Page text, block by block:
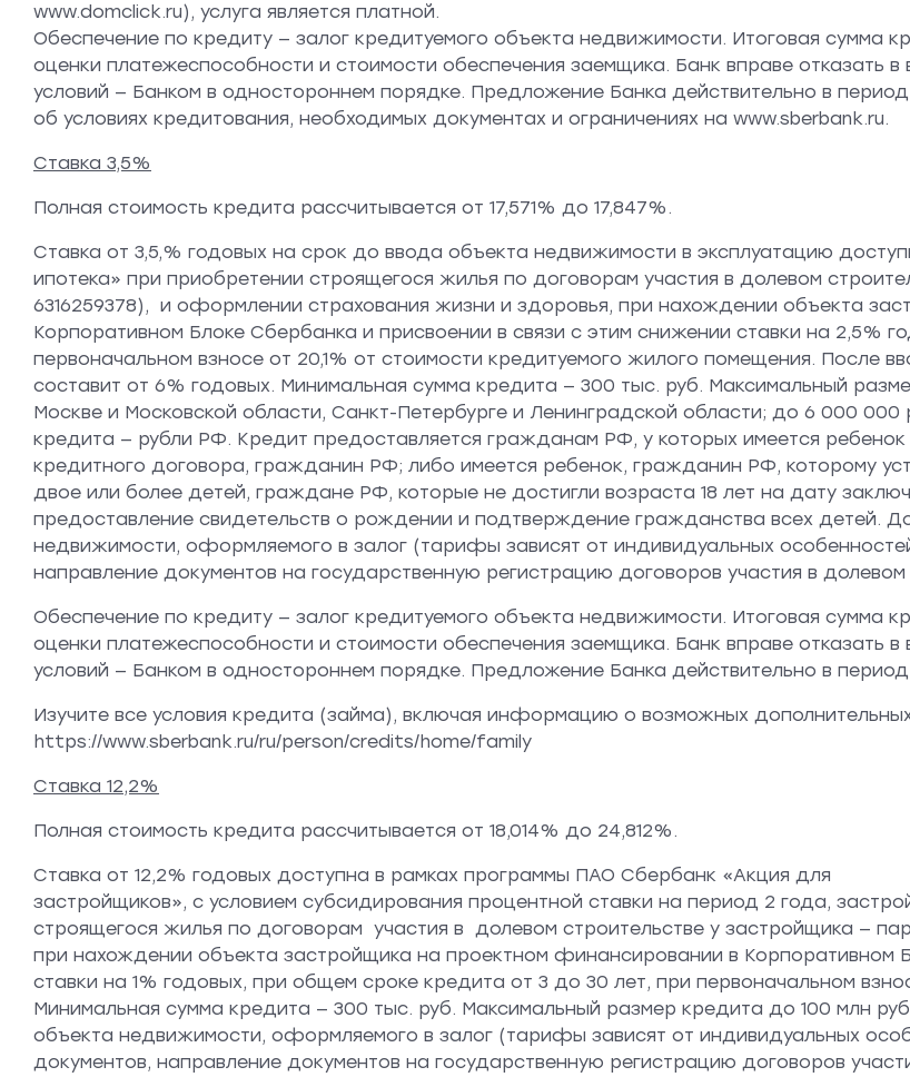
www.domclick.ru), услуга является платной.
Обеспечение по кредиту — залог кредитуемого объекта недвижимости. Итоговая сумма
оценки платежеспособности и стоимости обеспечения заемщика. Банк вправе отказать
условий — Банком в одностороннем порядке. Предложение Банка действительно в период
об условиях кредитования, необходимых документах и ограничениях на www.sberbank.ru.
Ставка 3,5%
Полная стоимость кредита рассчитывается от 17,571% до 17,847%.
Ставка от 3,5,% годовых на срок до ввода объекта недвижимости в эксплуатацию
ипотека» при приобретении строящегося жилья по договорам участия в долевом
6316259378), и оформлении страхования жизни и здоровья, при нахождении объекта
Корпоративном Блоке Сбербанка и присвоении в связи с этим снижении ставки на 2,5%
первоначальном взносе от 20,1% от стоимости кредитуемого жилого помещения. После
составит от 6% годовых. Минимальная сумма кредита — 300 тыс. руб. Максимальный
Москве и Московской области, Санкт-Петербурге и Ленинградской области; до 6 000 000
кредита — рубли РФ. Кредит предоставляется гражданам РФ, у которых имеется
кредитного договора, гражданин РФ; либо имеется ребенок, гражданин РФ, которому
двое или более детей, граждане РФ, которые не достигли возраста 18 лет на дату
предоставление свидетельств о рождении и подтверждение гражданства всех детей.
недвижимости, оформляемого в залог (тарифы зависят от индивидуальных
направление документов на государственную регистрацию договоров участия в
Обеспечение по кредиту — залог кредитуемого объекта недвижимости. Итоговая сумма
оценки платежеспособности и стоимости обеспечения заемщика. Банк вправе отказать
условий — Банком в одностороннем порядке. Предложение Банка действительно в период
Изучите все условия кредита (займа), включая информацию о возможных
https://www.sberbank.ru/ru/person/credits/home/family
Ставка 12,2%
Полная стоимость кредита рассчитывается от 18,014% до 24,812%.
Ставка от 12,2% годовых доступна в рамках программы ПАО Сбербанк «Акция для
застройщиков», с условием субсидирования процентной ставки на период 2 года,
строящегося жилья по договорам участия в долевом строительстве у застройщика —
при нахождении объекта застройщика на проектном финансировании в Корпоративном
ставки на 1% годовых, при общем сроке кредита от 3 до 30 лет, при первоначальном
Минимальная сумма кредита — 300 тыс. руб. Максимальный размер кредита до 100 млн
объекта недвижимости, оформляемого в залог (тарифы зависят от индивидуальных
документов, направление документов на государственную регистрацию договоров